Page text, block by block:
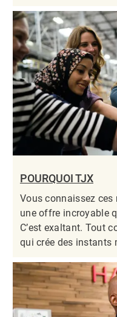
POURQUOI TJX
Vous connaissez ces
une offre incroyable
C’est exaltant. Tout
qui crée des instants